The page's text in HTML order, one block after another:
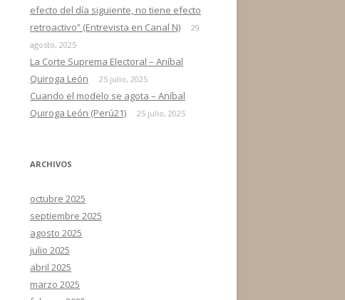
efecto del día siguiente, no tiene efecto
retroactivo” (Entrevista en Canal N)
29
agosto, 2025
La Corte Suprema Electoral – Aníbal
Quiroga León
25 julio, 2025
Cuando el modelo se agota – Aníbal
Quiroga León (Perú21)
25 julio, 2025
ARCHIVOS
octubre 2025
septiembre 2025
agosto 2025
julio 2025
abril 2025
marzo 2025